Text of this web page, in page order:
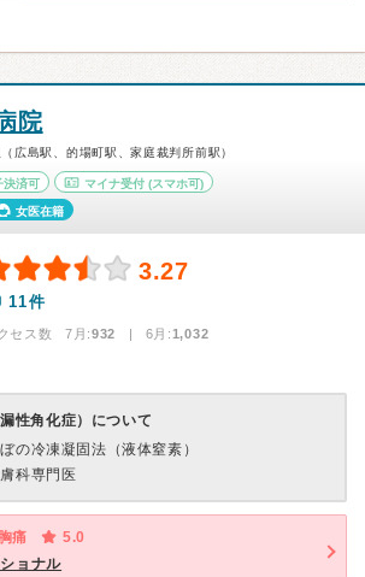
院
広島駅、的場町駅、家庭裁判所前駅）
決済可 マイナ受付 (スマホ可)
女医在籍
3.27
11件
セス数 7月:932 | 6月:1,032
性角化症）について
の冷凍凝固法（液体窒素）
科専門医
胸痛
5.0
ョナル